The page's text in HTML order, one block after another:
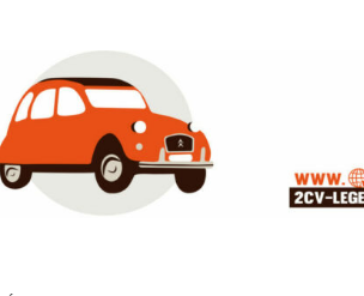
MÉCANIQUE ET PAGES